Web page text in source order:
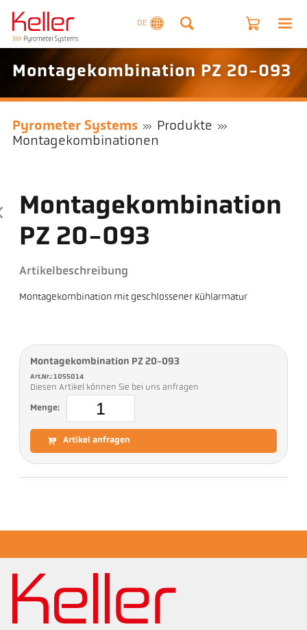
DE
Montagekombination PZ 20-093
Pyrometer Systems
Produkte
Montagekombinationen
Montagekombination
PZ 20-093
Artikelbeschreibung
Montagekombination mit geschlossener Kühlarmatur
Montagekombination PZ 20-093
Art.Nr.: 1055014
Diesen Artikel können Sie bei uns anfragen
Menge:
Artikel anfragen